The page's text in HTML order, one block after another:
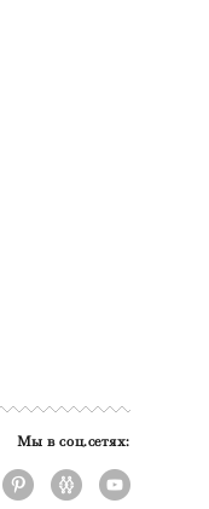
Мы в соц.сетях: